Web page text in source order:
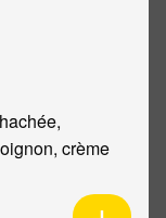
crème